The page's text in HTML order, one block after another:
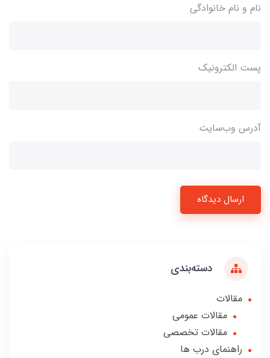
نام و نام خانوادگی
پست الکترونیک
آدرس وب‌سایت
ارسال دیدگاه
دسته‌بندی
مقالات
مقالات عمومی
مقالات تخصصی
راهنمای درب ها